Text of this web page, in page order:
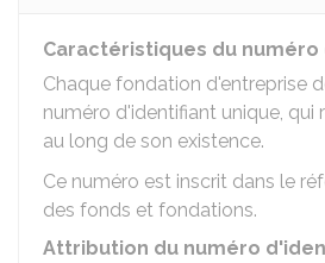
Caractéristiques du
Chaque fondation d'entreprise
numéro d'identifiant unique,
au long de son existence.
Ce numéro est inscrit dans le
des fonds et fondations.
Attribution du numéro